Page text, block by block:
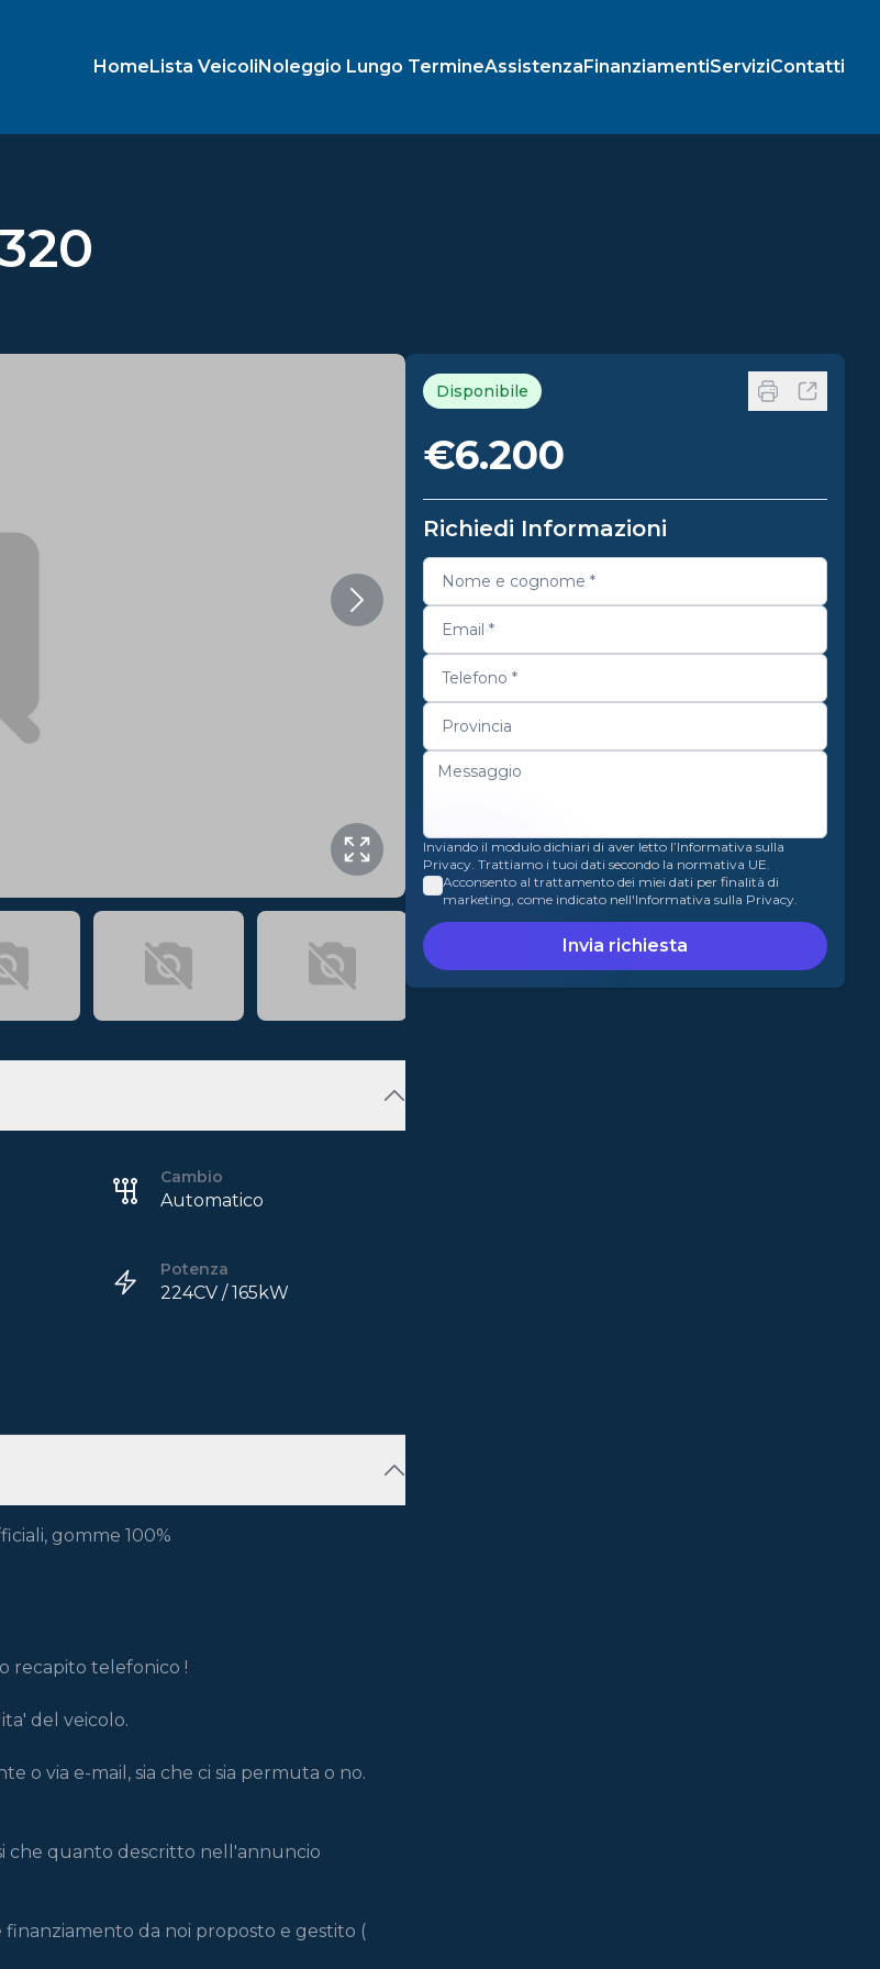
HomeLista VeicoliNoleggio Lungo TermineAssistenzaFinanziamentiServiziContatti
Cambio
Automatico
Potenza
224CV / 165kW
gomme 100%
recapito telefonico !
del veicolo.
o via e-mail, sia che ci sia permuta o no.
che quanto descritto nell'annuncio
finanziamento da noi proposto e gestito (
Disponibile
€6.200
Richiedi Informazioni
Inviando il modulo dichiari di aver letto l’Informativa sulla
Privacy. Trattiamo i tuoi dati secondo la normativa UE.
Acconsento al trattamento dei miei dati per finalità di
marketing, come indicato nell'Informativa sulla Privacy.
Invia richiesta